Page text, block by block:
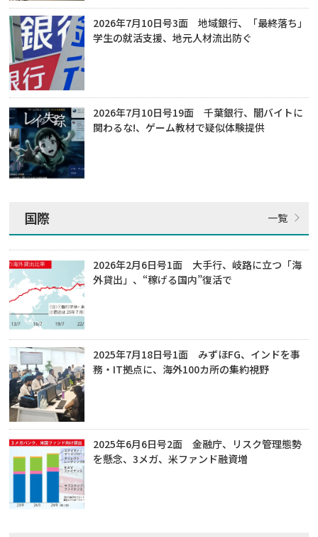
2026年7月10日号3面 地域銀行、「最終落ち」
学生の就活支援、地元人材流出防ぐ
2026年7月10日号19面 千葉銀行、闇バイトに
関わるな!、ゲーム教材で疑似体験提供
国際
2026年2月6日号1面 大手行、岐路に立つ「海
外貸出」、“稼げる国内”復活で
2025年7月18日号1面 みずほFG、インドを事
務・IT拠点に、海外100カ所の集約視野
2025年6月6日号2面 金融庁、リスク管理態勢
を懸念、3メガ、米ファンド融資増